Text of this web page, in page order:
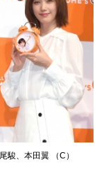
駿、本田翼 （C）